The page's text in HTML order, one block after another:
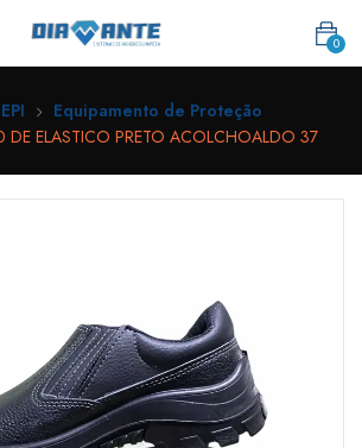
0
EPI
Equipamento de Proteção
DE ELASTICO PRETO ACOLCHOALDO 37